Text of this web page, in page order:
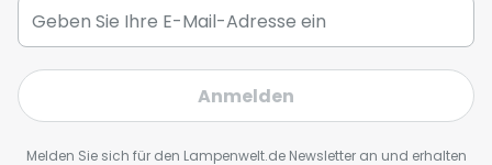
Anmelden
Melden Sie sich für den Lampenwelt.de Newsletter an und erhalten